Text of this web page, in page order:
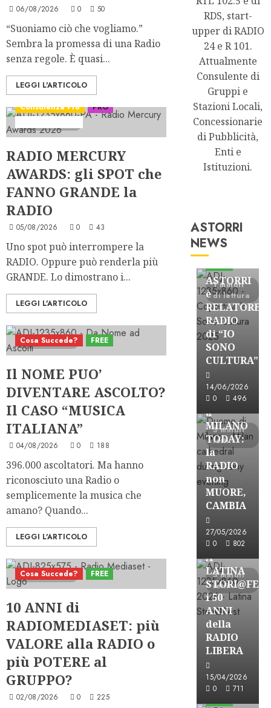
06/08/2026 0 50
“Suoniamo ciò che vogliamo.”
Sembra la promessa di una Radio
senza regole. È quasi...
LEGGI L'ARTICOLO
Consulenza Pro
PRO
RADIO MERCURY
AWARDS: gli SPOT che
FANNO GRANDE la
RADIO
05/08/2026 0 43
Uno spot può interrompere la
RADIO. Oppure può renderla più
GRANDE. Lo dimostrano i...
LEGGI L'ARTICOLO
6 minuti letti
Cosa Succede? FREE
Il NOME PUO’
DIVENTARE ASCOLTO?
Il CASO “MUSICA
ITALIANA”
04/08/2026 0 188
396.000 ascoltatori. Ma hanno
riconosciuto una Radio o
semplicemente la musica che
amano? Quando...
LEGGI L'ARTICOLO
7 minuti letti
Cosa Succede? FREE
10 ANNI di
RADIOMEDIASET: più
VALORE alla RADIO o
più POTERE al
GRUPPO?
02/08/2026 0 225
RDS, start-
upper di RADIO
24 e R 101.
Attualmente
Consulente di
Gruppi e
Stazioni Locali,
Concessionarie
di Pubblicità,
Enti e
Istituzioni.
ASTORRI
NEWS
1 minuti
di lettura
Astorri News
ASTORRI
è
RELATORE
RADIO
di “IO
SONO
CULTURA”
14/06/2026
0
496
3 minuti
letti
FREE
ASTORRI
a
MILANO
TODAY:
la
RADIO
non
MUORE,
CAMBIA
27/05/2026
0
802
3 minuti
letti
Astorri News
FREE
A
LATINA
i 50
ANNI
della
RADIO
LIBERA
15/04/2026
0
711
Astorri News